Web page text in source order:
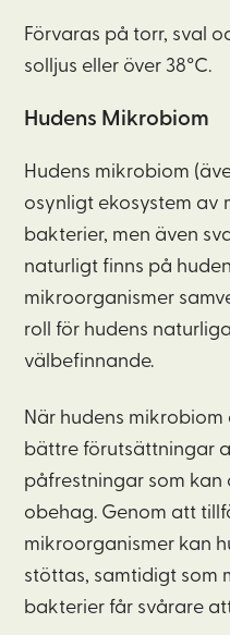
Förvaras på torr, sval
solljus eller över 38°C.
Hudens Mikrobiom
Hudens mikrobiom
osynligt ekosystem av
bakterier, men även
naturligt finns på
mikroorganismer
roll för hudens
välbefinnande.
När hudens
bättre förutsättningar
påfrestningar som
obehag. Genom att
mikroorganismer kan
stöttas, samtidigt som
bakterier får svårare